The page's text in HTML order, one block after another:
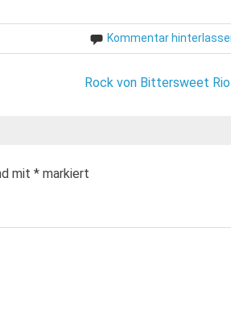
Kommentar
Rock von Bittersweet
mit* markiert